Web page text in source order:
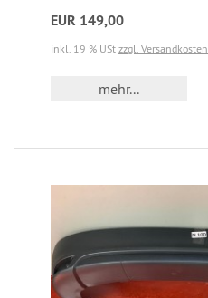
EUR 149,00
inkl. 19 % USt zzgl. Versandkosten
mehr...